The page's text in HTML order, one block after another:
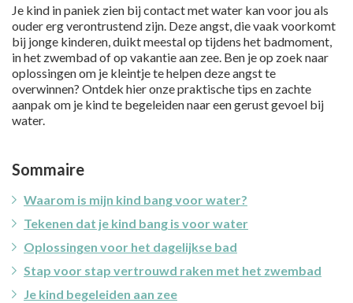
Je kind in paniek zien bij contact met water kan voor jou als
ouder erg verontrustend zijn. Deze angst, die vaak voorkomt
bij jonge kinderen, duikt meestal op tijdens het badmoment,
in het zwembad of op vakantie aan zee. Ben je op zoek naar
oplossingen om je kleintje te helpen deze angst te
overwinnen? Ontdek hier onze praktische tips en zachte
aanpak om je kind te begeleiden naar een gerust gevoel bij
water.
Sommaire
Waarom is mijn kind bang voor water?
Tekenen dat je kind bang is voor water
Oplossingen voor het dagelijkse bad
Stap voor stap vertrouwd raken met het zwembad
Je kind begeleiden aan zee